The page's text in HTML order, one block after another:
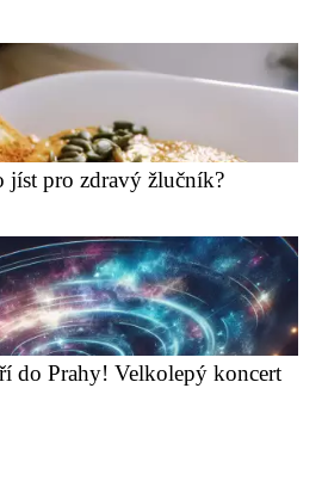
jíst pro zdravý žlučník?
do Prahy! Velkolepý koncert